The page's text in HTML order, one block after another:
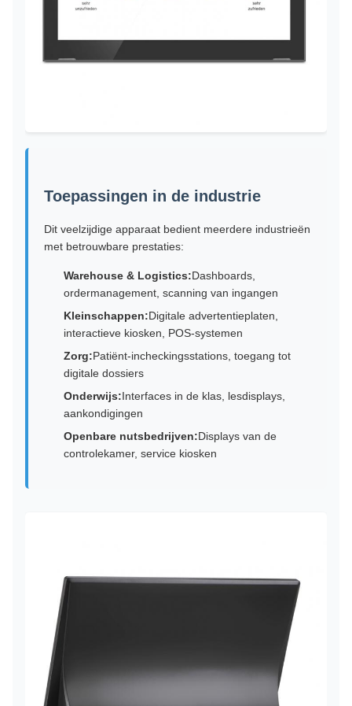
Toepassingen in de industrie
Dit veelzijdige apparaat bedient meerdere industrieën
met betrouwbare prestaties:
Warehouse & Logistics:Dashboards,
ordermanagement, scanning van ingangen
Kleinschappen:Digitale advertentieplaten,
interactieve kiosken, POS-systemen
Zorg:Patiënt-incheckingsstations, toegang tot
digitale dossiers
Onderwijs:Interfaces in de klas, lesdisplays,
aankondigingen
Openbare nutsbedrijven:Displays van de
controlekamer, service kiosken